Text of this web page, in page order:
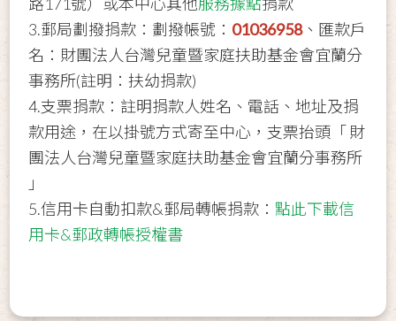
3.郵局劃撥捐款：劃撥帳號： 01036958、匯款戶
名：財團法人台灣兒童暨家庭扶助基金會宜蘭分
事務所(註明：扶幼捐款)
4.支票捐款：註明捐款人姓名、電話、地址及捐
款用途，在以掛號方式寄至中心，支票抬頭「 財
團法人台灣兒童暨家庭扶助基金會宜蘭分事務所
」
5.信用卡自動扣款&郵局轉帳捐款： 點此下載信
用卡&郵政轉帳授權書